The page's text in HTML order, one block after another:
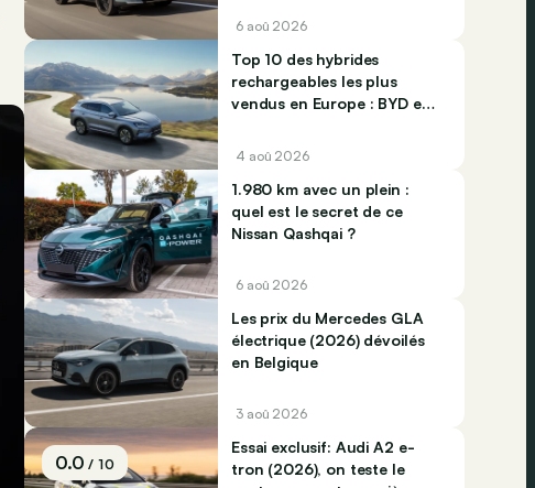
6 aoû 2026
Top 10 des hybrides
rechargeables les plus
vendus en Europe : BYD et
4 aoû 2026
1.980 km avec un plein :
quel est le secret de ce
Nissan Qashqai ?
6 aoû 2026
Les prix du Mercedes GLA
électrique (2026) dévoilés
en Belgique
3 aoû 2026
0.0/ 10
Essai exclusif: Audi A2 e-
tron (2026), on teste le